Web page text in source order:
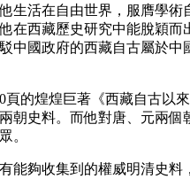
生活在自由世界，服膺學術
在西藏歷史研究中能脫穎而
中國政府的西藏自古屬於中
的煌煌巨著《西藏自古以
朝史料。而他對唐、元兩個
。
能夠收集到的權威明清史料